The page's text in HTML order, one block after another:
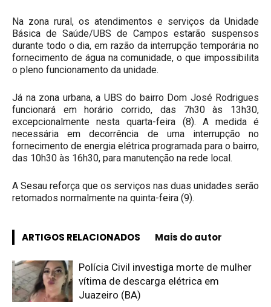
Na zona rural, os atendimentos e serviços da Unidade
Básica de Saúde/UBS de Campos estarão suspensos
durante todo o dia, em razão da interrupção temporária no
fornecimento de água na comunidade, o que impossibilita
o pleno funcionamento da unidade.
Já na zona urbana, a UBS do bairro Dom José Rodrigues
funcionará em horário corrido, das 7h30 às 13h30,
excepcionalmente nesta quarta-feira (8). A medida é
necessária em decorrência de uma interrupção no
fornecimento de energia elétrica programada para o bairro,
das 10h30 às 16h30, para manutenção na rede local.
A Sesau reforça que os serviços nas duas unidades serão
retomados normalmente na quinta-feira (9).
ARTIGOS RELACIONADOS Mais do autor
Polícia Civil investiga morte de mulher
vítima de descarga elétrica em
Juazeiro (BA)